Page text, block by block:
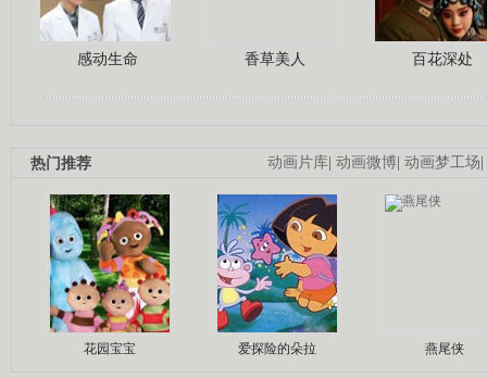
感动生命 香草美人 百花深处
动画片库| 动画微博| 动画梦工场|
热门推荐
花园宝宝 爱探险的朵拉 燕尾侠